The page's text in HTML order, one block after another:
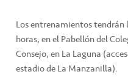
Los entrenamientos tendrán
horas, en el Pabellón del
Consejo, en La Laguna
estadio de La Manzanilla).